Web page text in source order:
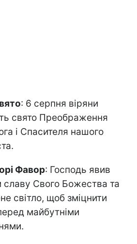
: 6 серпня віряни
свято Преображення
і Спасителя нашого
Фавор: Господь явив
славу Свого Божества та
світло, щоб зміцнити
майбутніми